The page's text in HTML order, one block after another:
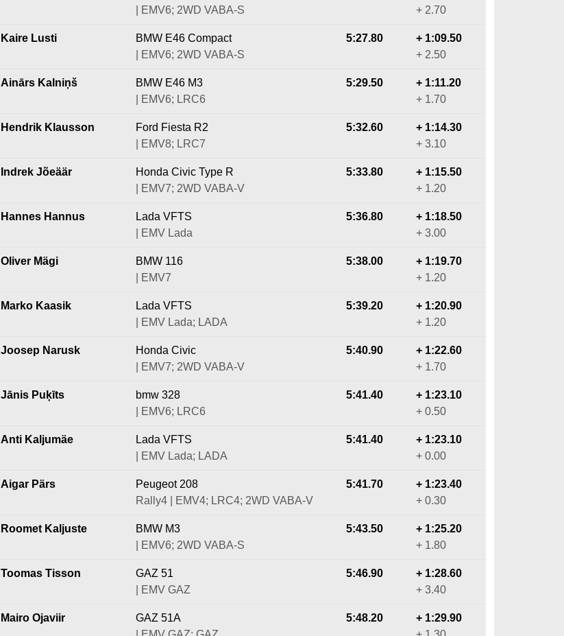
| EMV6; 2WD VABA-S
+ 2.70
Kaire Lusti
BMW E46 Compact
| EMV6; 2WD VABA-S
5:27.80
+ 1:09.50
+ 2.50
Ainārs Kalniņš
BMW E46 M3
| EMV6; LRC6
5:29.50
+ 1:11.20
+ 1.70
Hendrik Klausson
Ford Fiesta R2
| EMV8; LRC7
5:32.60
+ 1:14.30
+ 3.10
Indrek Jõeäär
Honda Civic Type R
| EMV7; 2WD VABA-V
5:33.80
+ 1:15.50
+ 1.20
Hannes Hannus
Lada VFTS
| EMV Lada
5:36.80
+ 1:18.50
+ 3.00
Oliver Mägi
BMW 116
| EMV7
5:38.00
+ 1:19.70
+ 1.20
Marko Kaasik
Lada VFTS
| EMV Lada; LADA
5:39.20
+ 1:20.90
+ 1.20
Joosep Narusk
Honda Civic
| EMV7; 2WD VABA-V
5:40.90
+ 1:22.60
+ 1.70
Jānis Puķīts
bmw 328
| EMV6; LRC6
5:41.40
+ 1:23.10
+ 0.50
Anti Kaljumäe
Lada VFTS
| EMV Lada; LADA
5:41.40
+ 1:23.10
+ 0.00
Aigar Pärs
Peugeot 208
Rally4 | EMV4; LRC4; 2WD VABA-V
5:41.70
+ 1:23.40
+ 0.30
Roomet Kaljuste
BMW M3
| EMV6; 2WD VABA-S
5:43.50
+ 1:25.20
+ 1.80
Toomas Tisson
GAZ 51
| EMV GAZ
5:46.90
+ 1:28.60
+ 3.40
Mairo Ojaviir
GAZ 51A
5:48.20
+ 1:29.90